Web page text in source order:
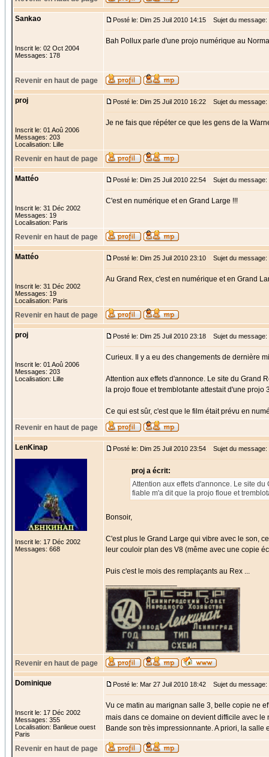
Sankao
Inscrit le: 02 Oct 2004
Messages: 178
Posté le: Dim 25 Juil 2010 14:15 Sujet du message:
Bah Pollux parle d'une projo numérique au
Revenir en haut de page
proj
Inscrit le: 01 Aoû 2006
Messages: 203
Localisation: Lille
Posté le: Dim 25 Juil 2010 16:22 Sujet du message:
Je ne fais que répéter ce que les gens de la
Revenir en haut de page
Mattéo
Inscrit le: 31 Déc 2002
Messages: 19
Localisation: Paris
Posté le: Dim 25 Juil 2010 22:54 Sujet du message:
C'est en numérique et en Grand Large !!!
Revenir en haut de page
Mattéo
Inscrit le: 31 Déc 2002
Messages: 19
Localisation: Paris
Posté le: Dim 25 Juil 2010 23:10 Sujet du message:
Au Grand Rex, c'est en numérique et en Grand
Revenir en haut de page
proj
Inscrit le: 01 Aoû 2006
Messages: 203
Localisation: Lille
Posté le: Dim 25 Juil 2010 23:18 Sujet du message:
Curieux. Il y a eu des changements de dernière
Attention aux effets d'annonce. Le site du Grand
la projo floue et tremblotante attestait d'une
Ce qui est sûr, c'est que le film était prévu en
Revenir en haut de page
LenKinap
Inscrit le: 17 Déc 2002
Messages: 668
Posté le: Dim 25 Juil 2010 23:54 Sujet du message:
proj a écrit:
Attention aux effets d'annonce. Le site
fiable m'a dit que la projo floue et
Bonsoir,
C'est plus le Grand Large qui vibre avec le son,
leur couloir plan des V8 (même avec une copie
Puis c'est le mois des remplaçants au Rex ...
Revenir en haut de page
Dominique
Inscrit le: 17 Déc 2002
Messages: 355
Localisation: Banlieue ouest
Paris
Posté le: Mar 27 Juil 2010 18:42 Sujet du message:
Vu ce matin au marignan salle 3, belle copie ne
mais dans ce domaine on devient difficile avec
Bande son très impressionnante. A priori, la
Revenir en haut de page